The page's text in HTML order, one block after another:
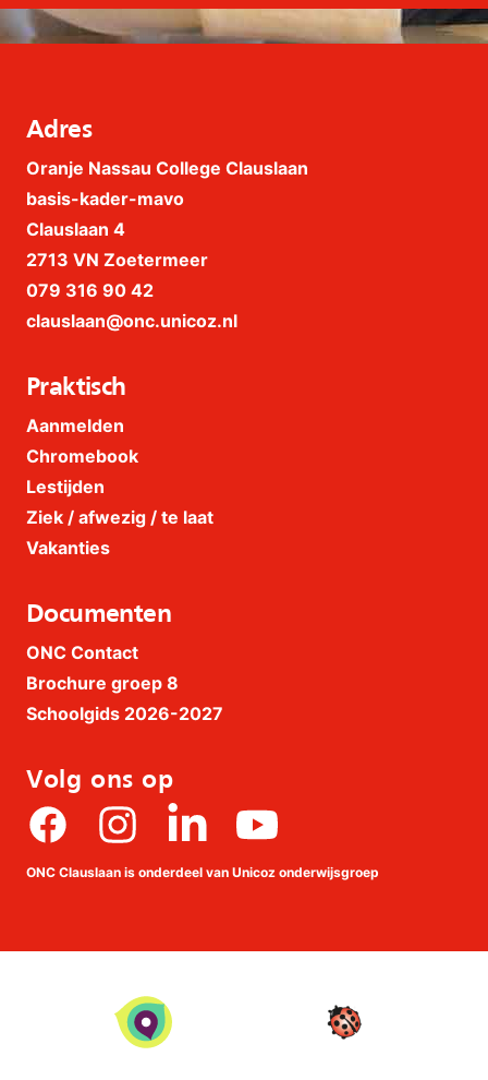
Adres
Oranje Nassau College Clauslaan
basis-kader-mavo
Clauslaan 4
2713 VN Zoetermeer
079 316 90 42
clauslaan@onc.unicoz.nl
Praktisch
Aanmelden
Chromebook
Lestijden
Ziek / afwezig / te laat
Vakanties
Documenten
ONC Contact
Brochure groep 8
Schoolgids 2026-2027
Volg ons op
FacebookInstagramlinkedinYoutube
ONC Clauslaan is onderdeel van Unicoz onderwijsgroep